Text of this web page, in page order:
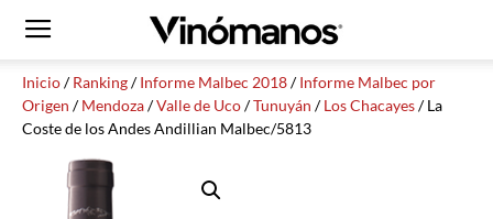
Inicio/Ranking/Informe Malbec 2018/Informe Malbec por
Origen /Mendoza/Valle de Uco/Tunuyán /Los Chacayes/ La
Coste de los Andes Andillian Malbec/5813